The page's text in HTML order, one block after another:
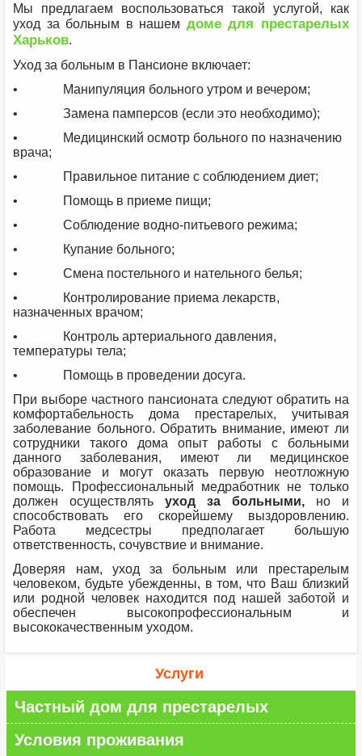
Мы предлагаем воспользоваться такой услугой, как
уход за больным в нашем доме для престарелых
Харьков.
Уход за больным в Пансионе включает:
• Манипуляция больного утром и вечером;
• Замена памперсов (если это необходимо);
• Медицинский осмотр больного по назначению
врача;
• Правильное питание с соблюдением диет;
• Помощь в приеме пищи;
• Соблюдение водно-питьевого режима;
• Купание больного;
• Смена постельного и нательного белья;
• Контролирование приема лекарств,
назначенных врачом;
• Контроль артериального давления,
температуры тела;
• Помощь в проведении досуга.
При выборе частного пансионата следуют обратить на
комфортабельность дома престарелых, учитывая
заболевание больного. Обратить внимание, имеют ли
сотрудники такого дома опыт работы с больными
данного заболевания, имеют ли медицинское
образование и могут оказать первую неотложную
помощь. Профессиональный медработник не только
должен осуществлятьуход за больными,но и
способствовать его скорейшему выздоровлению.
Работа медсестры предполагает большую
ответственность, сочувствие и внимание.
Доверяя нам, уход за больным или престарелым
человеком, будьте убежденны, в том, что Ваш близкий
или родной человек находится под нашей заботой и
обеспечен высокопрофессиональным и
высококачественным уходом.
Услуги
Частный дом для престарелых
Условия проживания